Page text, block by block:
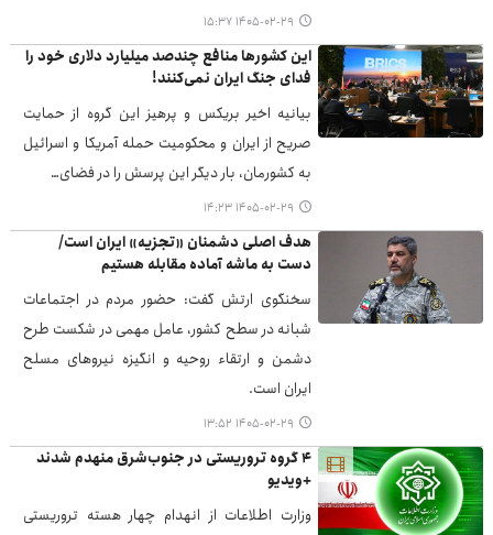
۱۴۰۵-۰۲-۲۹ ۱۵:۳۷
این کشورها منافع چندصد میلیارد دلاری خود را
فدای جنگ ایران نمی‌کنند!
بیانیه اخیر بریکس و پرهیز این گروه از حمایت
صریح از ایران و محکومیت حمله آمریکا و اسرائیل
به کشورمان، بار دیگر این پرسش را در فضای…
۱۴۰۵-۰۲-۲۹ ۱۴:۲۳
هدف اصلی دشمنان «تجزیه» ایران است/
دست‌ به ماشه آماده مقابله هستیم
سخنگوی ارتش گفت: حضور مردم در اجتماعات
شبانه در سطح کشور، عامل مهمی در شکست طرح
دشمن و ارتقاء روحیه و انگیزه نیروهای مسلح
ایران است.
۱۴۰۵-۰۲-۲۹ ۱۳:۵۲
۴ گروه تروریستی در جنوب‌شرق منهدم شدند
+ویدیو
وزارت اطلاعات از انهدام چهار هسته تروریستی